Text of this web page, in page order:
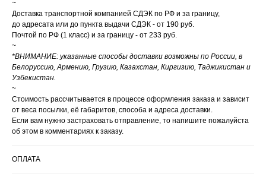
~
Доставка транспортной компанией СДЭК по РФ и за границу,
до адресата или до пункта выдачи СДЭК - от 190 руб.
Почтой по РФ (1 класс) и за границу - от 233 руб.
~
*ВНИМАНИЕ: указанные способы доставки возможны по России, в
Белоруссию, Армению, Грузию, Казахстан, Киргизию, Таджикистан и
Узбекистан.
~
Стоимость рассчитывается в процессе оформления заказа и зависит
от веса посылки, её габаритов, способа и адреса доставки.
Если вам нужно застраховать отправление, то напишите пожалуйста
об этом в комментариях к заказу.
ОПЛАТА